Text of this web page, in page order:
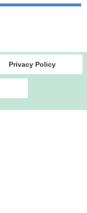
Privacy Policy